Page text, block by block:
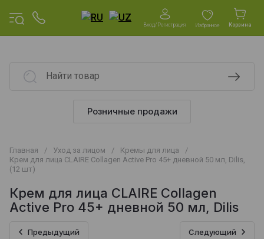
Вход/Регистрация Избранное Корзина
Розничные продажи
Главная / Уход за лицом / Кремы для лица
/
Крем для лица CLAIRE Collagen Active Pro 45+ дневной 50 мл, Dilis,
(12 шт)
Крем для лица CLAIRE Collagen
Active Pro 45+ дневной 50 мл, Dilis
Предыдущий Следующий